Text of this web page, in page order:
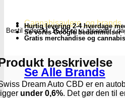
Cannabisavlere -og brands
Se Alle Brands
CBD
skunkfrø
-
Seeds
antal
Bestil indenkl. 16.00og vi afsender i
Hurtig levering 2-4 hverdage
Se vores Google bedømmelser
Gratis merchandise og
beskrivelse
Dream Auto CBD er en
under 0,6%. Det gør den til